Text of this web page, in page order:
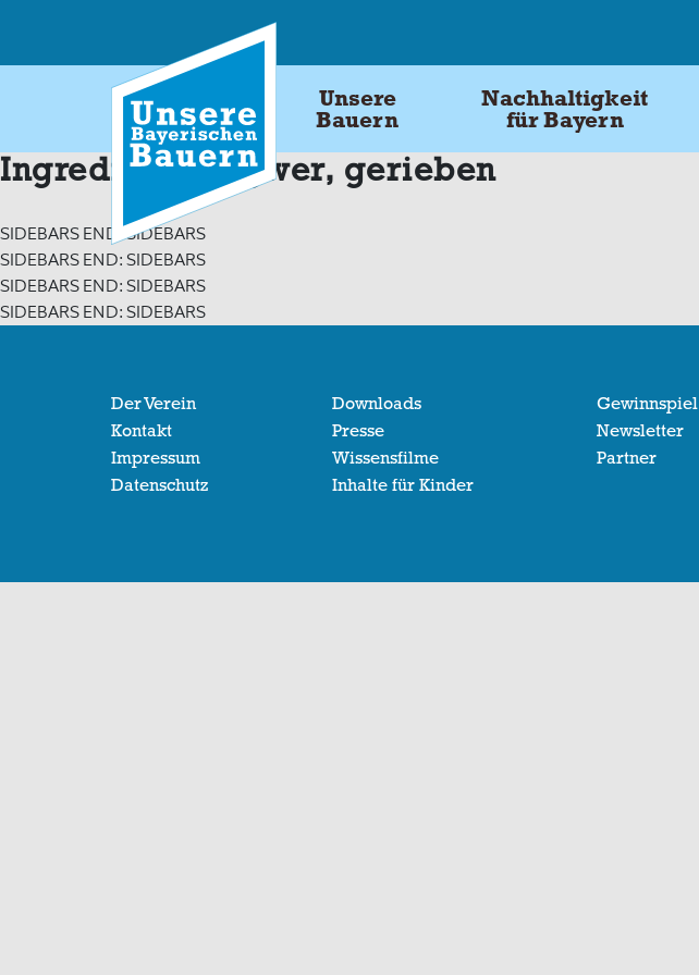
content
Unsere
Bauern
Nachhaltigkeit
für Bayern
Ingredients:Ingwer, gerieben
SIDEBARS END: SIDEBARS
SIDEBARS END: SIDEBARS
SIDEBARS END: SIDEBARS
SIDEBARS END: SIDEBARS
Der Verein
Kontakt
Impressum
Datenschutz
Downloads
Presse
Wissensfilme
Inhalte für Kinder
Gewinnspiel
Newsletter
Partner